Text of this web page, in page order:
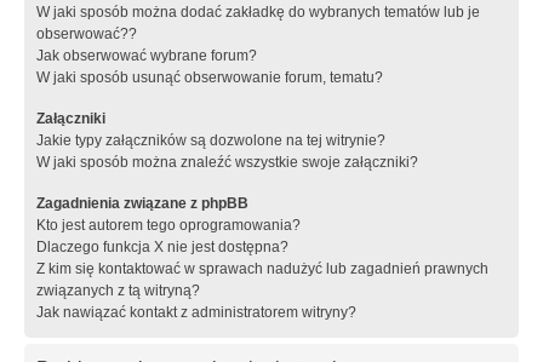
W jaki sposób można dodać zakładkę do wybranych tematów lub je
obserwować??
Jak obserwować wybrane forum?
W jaki sposób usunąć obserwowanie forum, tematu?
Załączniki
Jakie typy załączników są dozwolone na tej witrynie?
W jaki sposób można znaleźć wszystkie swoje załączniki?
Zagadnienia związane z phpBB
Kto jest autorem tego oprogramowania?
Dlaczego funkcja X nie jest dostępna?
Z kim się kontaktować w sprawach nadużyć lub zagadnień prawnych
związanych z tą witryną?
Jak nawiązać kontakt z administratorem witryny?